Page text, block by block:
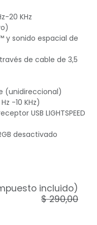
20 KHz
y sonido espacial de
de cable de 3,5
(unidireccional)
-10 KHz)
USB LIGHTSPEED
desactivado
incluido)
$290,00